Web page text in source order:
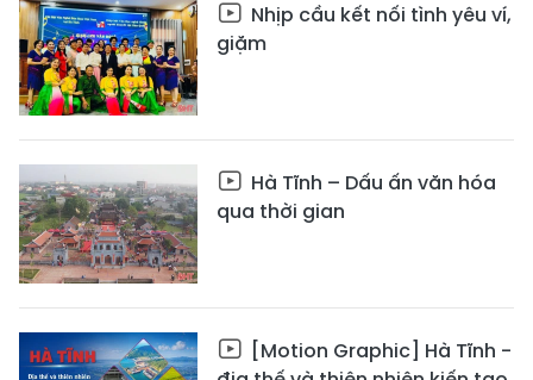
Nhịp cầu kết nối tình yêu ví,
giặm
Hà Tĩnh – Dấu ấn văn hóa
qua thời gian
[Motion Graphic] Hà Tĩnh -